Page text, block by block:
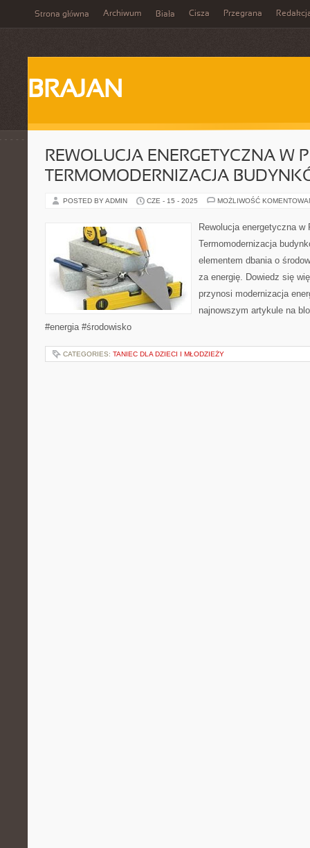
Strona główna Archiwum Biała Cisza Przegrana
BRAJAN
REWOLUCJA ENERGETYCZNA W
TERMOMODERNIZACJA
POSTED BY ADMIN CZE - 15 - 2025 MOŻLIWOŚĆ
Rewolucja energetyczna w
Termomodernizacja
elementem dbania o
za energię. Dowiedz się
przynosi modernizacja
najnowszym artykule na
#energia #środowisko
CATEGORIES: TANIEC DLA DZIECI I MŁODZIEŻY